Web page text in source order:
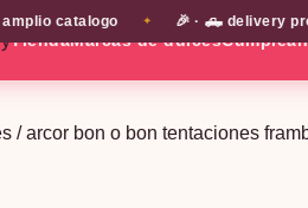
catalogo ✦ 🎉 · 🛻 delivery propio
TiendaMarcas de dulces
/ arcor bon o bon tentaciones